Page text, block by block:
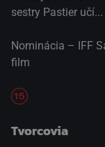
sestry Pastier učí...
Nominácia – IFF
film
Tvorcovia